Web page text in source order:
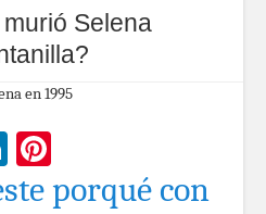
Selena
LinkedIn
porqué con